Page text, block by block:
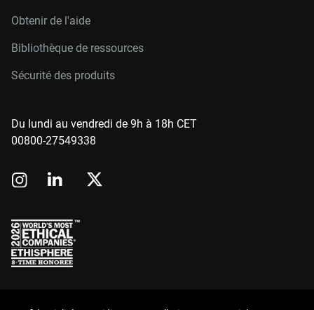
Obtenir de l'aide
Bibliothèque de ressources
Sécurité des produits
Du lundi au vendredi de 9h à 18h CET
00800-27549338